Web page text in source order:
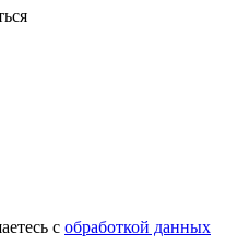
с обработкой данных